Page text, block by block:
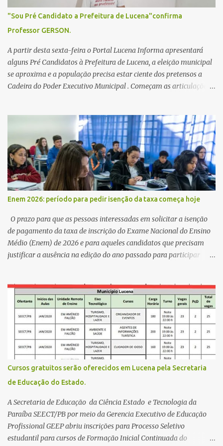
"Sou Pré Candidato a Prefeitura de Lucena"confirma
Professor GERSON.
A partir desta sexta-feira o Portal Lucena Informa apresentará
alguns Pré Candidatos à Prefeitura de Lucena, a eleição municipal
se aproxima e a população precisa estar ciente dos pretensos a
Cadeira do Poder Executivo Municipal . Começam as articulações e
Bandeira Valcinete Araújo e Professor Gerson Andrade há
possibilidade de mais nomes aparecer , ficaremos no aguardo para
trazer mais informações. A primeira entrevista foi com o
inimaginável Gerson Andrade ,Professor da Rede Municipal
(efetivo), supervisor, Formado em Pedagogia e Biomedicina pela
UFPB. Leciona no Otto Illi, Gilberto Inácio, Ellinora Dornellas
,Escola Américo Falcão. Gerson nos contou que a idéia de disputar
a prefeitura veio de um sonho há 5 anos atrás, e também por
acreditar que o trabalho dos seus companheiros principalmente
da zona rural deve ser mais valorizado e que eles serão a Fortalez...
Enem 2026: período para pedir isenção da taxa começa hoje
O prazo para que as pessoas interessadas em solicitar a isenção
de pagamento da taxa de inscrição do Exame Nacional do Ensino
Médio (Enem) de 2026 e para aqueles candidatos que precisam
justificar a ausência na edição do ano passado para participar
eletrônico da Página do Participante do Enem com o login único
da plataforma de serviços digitais do governo federal, o Gov.br.
Direito de solicitar a isenção O Inep prevê a gratuidade na
inscrição do exame para os seguintes casos: · matriculados no 3º
ano do ensino médio em escola pública, em 2026; LEIA MAIS
Usina Cultural tem fim de semana com literatura, música e evento
solidário Governo da Paraíba empossa 1000 novos professores e
mais convocações devem ocorrer Volta às aulas 2026.1 da
Faculdade Três Marias marca início do semestre e matrículas
seguem abertas para novos alunos · es...
Cursos gratuitos serão oferecidos em Lucena pela Secretaria
de Educação do Estado.
A Secretaria de Educação da Ciência Estado e Tecnologia da
Paraíba SEECT/PB por meio da Gerencia Executivo de Educação
Profissional GEEP abriu inscrições para Processo Seletivo
estudantil para cursos de Formação Inicial Continuada do